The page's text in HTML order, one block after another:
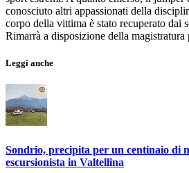
conosciuto altri appassionati della
corpo della vittima è stato recuperato dai
Rimarrà a disposizione della magistratura
Leggi anche
Sondrio, precipita per un centinaio di
escursionista in Valtellina